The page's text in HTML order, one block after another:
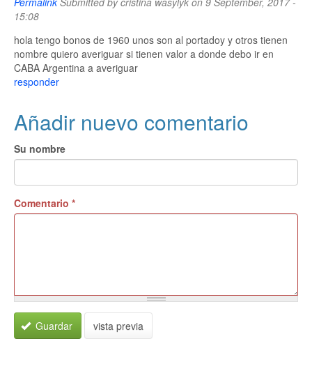
15:08
hola tengo bonos de 1960 unos son al portadoy y otros tienen
nombre quiero averiguar si tienen valor a donde debo ir en
CABA Argentina a averiguar
responder
Añadir nuevo comentario
Su nombre
Comentario *
Guardar vista previa